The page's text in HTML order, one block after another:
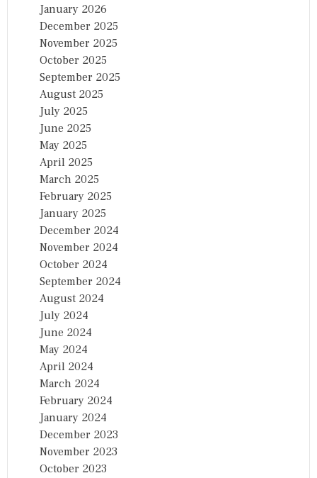
January 2026
December 2025
November 2025
October 2025
September 2025
August 2025
July 2025
June 2025
May 2025
April 2025
March 2025
February 2025
January 2025
December 2024
November 2024
October 2024
September 2024
August 2024
July 2024
June 2024
May 2024
April 2024
March 2024
February 2024
January 2024
December 2023
November 2023
October 2023